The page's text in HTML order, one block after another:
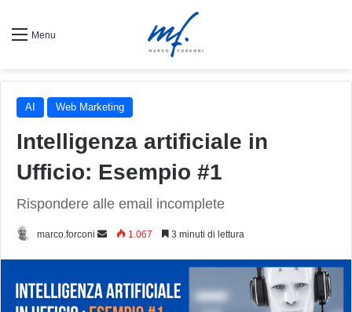
Menu
AI Web Marketing
Intelligenza artificiale in
Ufficio: Esempio #1
Rispondere alle email incomplete
marco.forconi
Invia 1.067 3 minuti di lettura